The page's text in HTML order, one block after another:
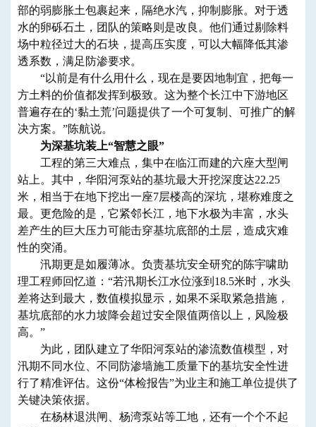
部的弱膨胀土包裹起来，隔绝水汽，抑制膨胀。对于透
水的卵砾石土，团队的策略则是改良。他们通过剔除料
场中粒径过大的石块，提高压实度，可以大幅降低其渗
透系数，满足防渗要求。
“以前是有什么用什么，现在是要因地制宜，把每一
方土料的价值都发挥到极致。这为整个长江中下游地区
普遍存在的‘黏土荒’问题提供了一个可复制、可推广的解
决方案。”陈航说。
为深基坑装上“智慧之眼”
工程的第三大难点，集中在临江而建的六座大型闸
站上。其中，华阳河泵站的基坑最大开挖深度达22.25
米，相当于在地下挖出一座7层楼高的深坑，堪称难度之
最。更危险的是，它紧邻长江，地下水极为丰富，水头
差产生的巨大压力可能击穿基坑底部的土层，造成灾难
性的突涌。
汛期更是如履薄冰。负责基坑安全研究的陈宇啸助
理工程师回忆道：“若汛期长江水位涨到18.5米时，水头
差将达到最大，数值模拟显示，如果不采取紧急措施，
基坑底部的水力坡降会超过安全限值两倍以上，风险极
高。”
为此，团队建立了华阳河泵站的渗流数值模型，对
汛期不同水位、不同防渗墙施工质量下的基坑安全性进
行了精准评估。这份“体检报告”为业主和施工单位提供了
关键决策依据。
在杨林退洪闸、杨湾泵站等工地，还有一个个不起